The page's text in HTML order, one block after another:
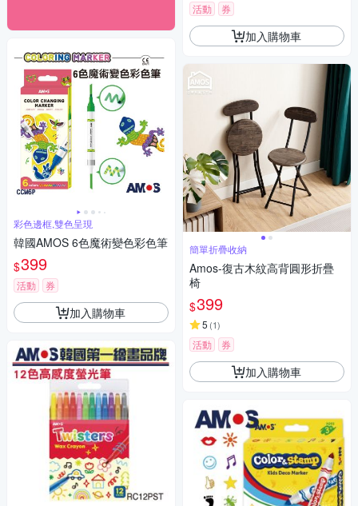
彩色邊框,雙色呈現
韓國AMOS 6色魔術變色彩色筆
$399
活動 券
加入購物車
活動 券
加入購物車
簡單折疊收納
Amos-復古木紋高背圓形折疊
椅
$399
5 (1)
活動 券
加入購物車